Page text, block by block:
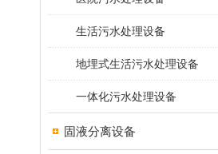
生活污水处理设备
地埋式生活污水处理设备
一体化污水处理设备
固液分离设备